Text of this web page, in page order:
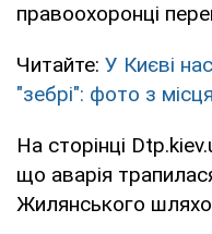
правоохоронці
Читайте: У Києві
"зебрі": фото з
На сторінці
що аварія
Жилянського